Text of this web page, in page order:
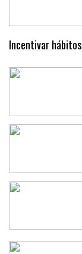
Incentivar